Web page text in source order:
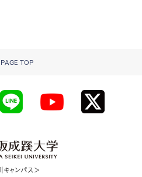
PAGE TOP
キャンパス＞